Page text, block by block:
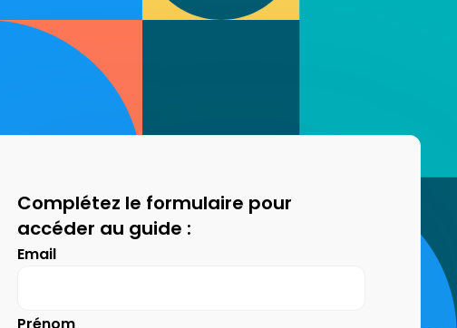
Complétez le formulaire pour
accéder au guide :
Email